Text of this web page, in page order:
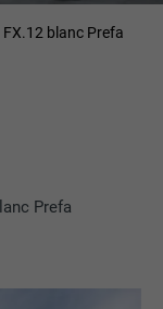
FX.12 blanc Prefa
Prefa